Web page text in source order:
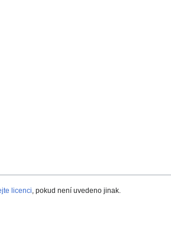
licenci, pokud není uvedeno jinak.